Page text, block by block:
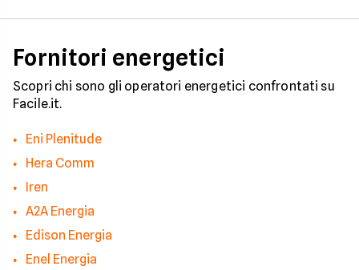
considerazione per
Fornitori energetici
Scopri chi sono gli operatori energetici confrontati su
Facile.it.
Eni Plenitude
Hera Comm
Iren
A2A Energia
Edison Energia
Enel Energia